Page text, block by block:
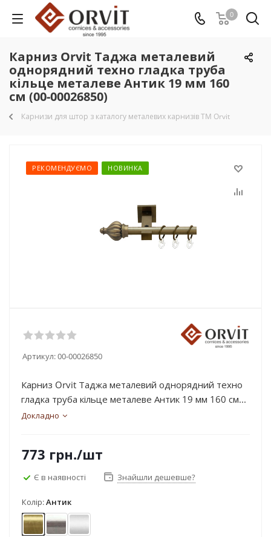
0
Карниз Orvit Таджа металевий
однорядний техно гладка труба
кільце металеве Антик 19 мм 160
см (00-00026850)
Карнизи для штор з каталогу металевих карнизів TM Orvit
РЕКОМЕНДУЄМО НОВИНКА
Артикул:00-00026850
Карниз Orvit Таджа металевий однорядний техно
гладка труба кільце металеве Антик 19 мм 160 см...
Докладно
773 грн./шт
Є в наявності Знайшли дешевше?
Колір:Антик
АнтикНержавіюча сталь
Сатин